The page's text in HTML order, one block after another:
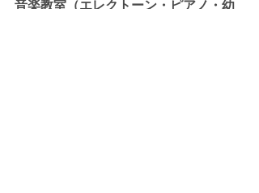
音楽教室（エレクトーン・ピアノ・幼